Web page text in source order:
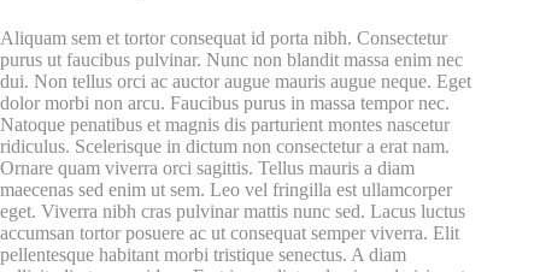
Aliquam sem et tortor consequat id porta nibh. Consectetur
purus ut faucibus pulvinar. Nunc non blandit massa enim nec
dui. Non tellus orci ac auctor augue mauris augue neque. Eget
dolor morbi non arcu. Faucibus purus in massa tempor nec.
Natoque penatibus et magnis dis parturient montes nascetur
ridiculus. Scelerisque in dictum non consectetur a erat nam.
Ornare quam viverra orci sagittis. Tellus mauris a diam
maecenas sed enim ut sem. Leo vel fringilla est ullamcorper
eget. Viverra nibh cras pulvinar mattis nunc sed. Lacus luctus
accumsan tortor posuere ac ut consequat semper viverra. Elit
pellentesque habitant morbi tristique senectus. A diam